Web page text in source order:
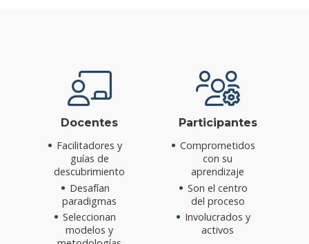
Docentes
Facilitadores y
guías de
descubrimiento
Desafían
paradigmas
Seleccionan
modelos y
Participantes
Comprometidos
con su
aprendizaje
Son el centro
del proceso
Involucrados y
activos